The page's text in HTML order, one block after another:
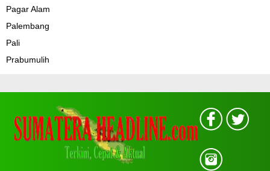
Pagar Alam
Palembang
Pali
Prabumulih